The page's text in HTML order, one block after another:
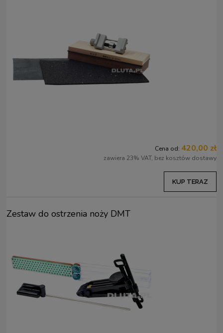
Cena od: 420,00 zł
zawiera 23% VAT, bez kosztów dostawy
KUP TERAZ
Zestaw do ostrzenia noży DMT